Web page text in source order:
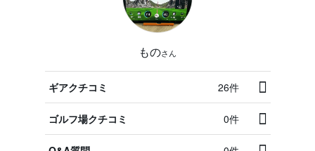
ものさん
ギアクチコミ 26件
ゴルフ場クチコミ 0件